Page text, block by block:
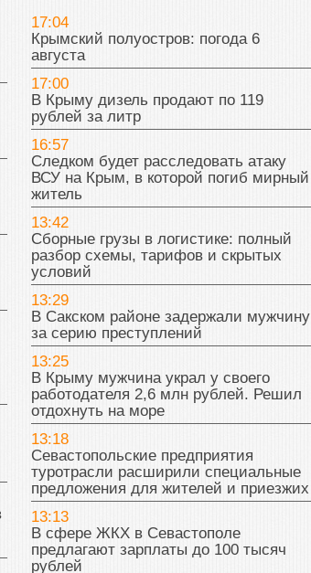
17:04
Крымский полуостров: погода 6
августа
17:00
В Крыму дизель продают по 119
рублей за литр
16:57
Следком будет расследовать атаку
ВСУ на Крым, в которой погиб мирный
житель
13:42
Сборные грузы в логистике: полный
разбор схемы, тарифов и скрытых
условий
13:29
В Сакском районе задержали мужчину
за серию преступлений
13:25
В Крыму мужчина украл у своего
работодателя 2,6 млн рублей. Решил
отдохнуть на море
13:18
Севастопольские предприятия
туротрасли расширили специальные
предложения для жителей и приезжих
13:13
В сфере ЖКХ в Севастополе
предлагают зарплаты до 100 тысяч
рублей